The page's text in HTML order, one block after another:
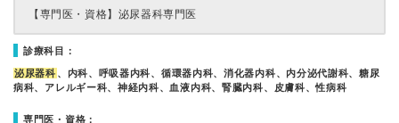
【専門医・資格】 泌尿器科専門医
診療科目：
泌尿器科 、内科、呼吸器内科、循環器内科、消化器内科、内分泌代謝科、糖尿
病科、アレルギー科、神経内科、血液内科、腎臓内科、皮膚科、性病科
専門医・資格：